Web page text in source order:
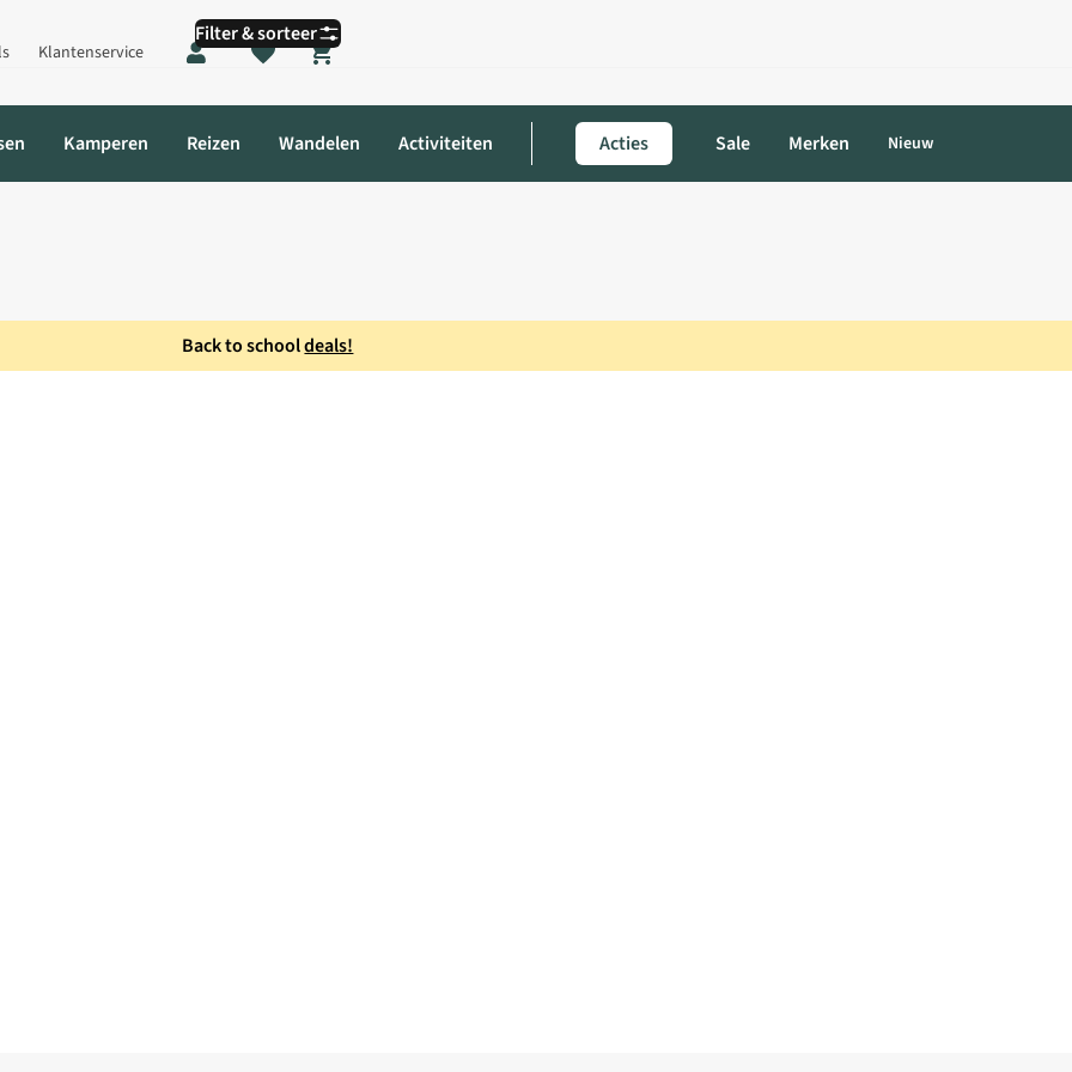
Klantenservice
Shopping cart
Kamperen Reizen Wandelen Activiteiten Acties Sale Merken Nieuw
Back to schooldeals!
Filter & sorteer